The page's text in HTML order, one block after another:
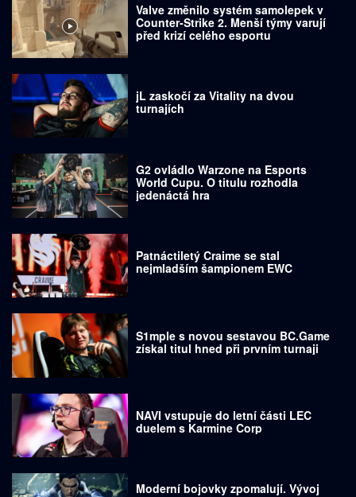
Valve změnilo systém samolepek v
Counter-Strike 2. Menší týmy varují
před krizí celého esportu
jL zaskočí za Vitality na dvou
turnajích
G2 ovládlo Warzone na Esports
World Cupu. O titulu rozhodla
jedenáctá hra
Patnáctiletý Craime se stal
nejmladším šampionem EWC
S1mple s novou sestavou BC.Game
získal titul hned při prvním turnaji
NAVI vstupuje do letní části LEC
duelem s Karmine Corp
Moderní bojovky zpomalují. Vývoj